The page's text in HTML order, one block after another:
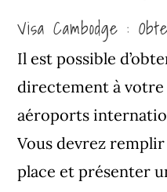
Visa Cambodge :
Il est possible
directement à votre
aéroports
Vous devrez
place et présenter